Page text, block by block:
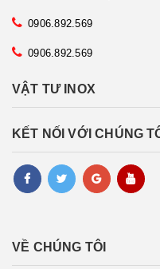
0906.892.569
0906.892.569
VẬT TƯ INOX
KẾT NỐI VỚI CHÚNG
VỀ CHÚNG TÔI